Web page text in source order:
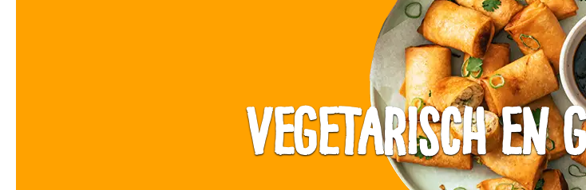
Vegetarisch